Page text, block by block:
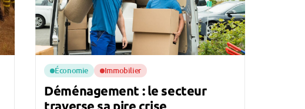
Économie Immobilier
Déménagement : le secteur